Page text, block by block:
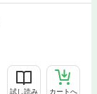
試し読み カートへ